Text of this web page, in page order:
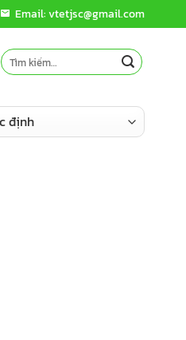
Email: vtetjsc@gmail.com
Tìm
kiếm: